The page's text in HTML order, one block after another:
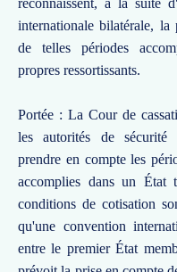
reconnaissent, à la suite
internationale bilatérale, la
de telles périodes
propres ressortissants.
Portée : La Cour de
les autorités de sécurité
prendre en compte les
accomplies dans un État
conditions de cotisation
qu'une convention
entre le premier État